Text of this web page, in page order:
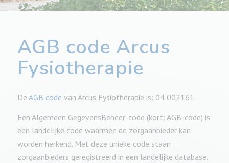
AGB code Arcus
Fysiotherapie
De AGB code van Arcus Fysiotherapie is: 04 002161
Een Algemeen GegevensBeheer-code (kort: AGB-code) is
een landelijke code waarmee de zorgaanbieder kan
worden herkend. Met deze unieke code staan
zorgaanbieders geregistreerd in een landelijke database.